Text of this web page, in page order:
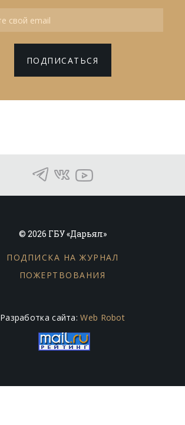
ПОДПИСАТЬСЯ
© 2026 ГБУ «Дарьял»
ПОДПИСКА НА ЖУРНАЛ
ПОЖЕРТВОВАНИЯ
Разработка сайта:Web Robot